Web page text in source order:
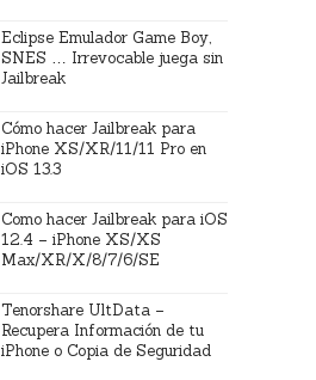
Eclipse Emulador Game Boy,
SNES … Irrevocable juega sin
Jailbreak
Cómo hacer Jailbreak para
iPhone XS/XR/11/11 Pro en
iOS 13.3
Como hacer Jailbreak para iOS
12.4 – iPhone XS/XS
Max/XR/X/8/7/6/SE
Tenorshare UltData –
Recupera Información de tu
iPhone o Copia de Seguridad